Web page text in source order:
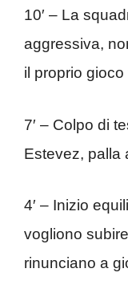
10′ – La
aggressiva,
il proprio gioco
7′ – Colpo di
Estevez, palla
4′ – Inizio
vogliono
rinunciano a